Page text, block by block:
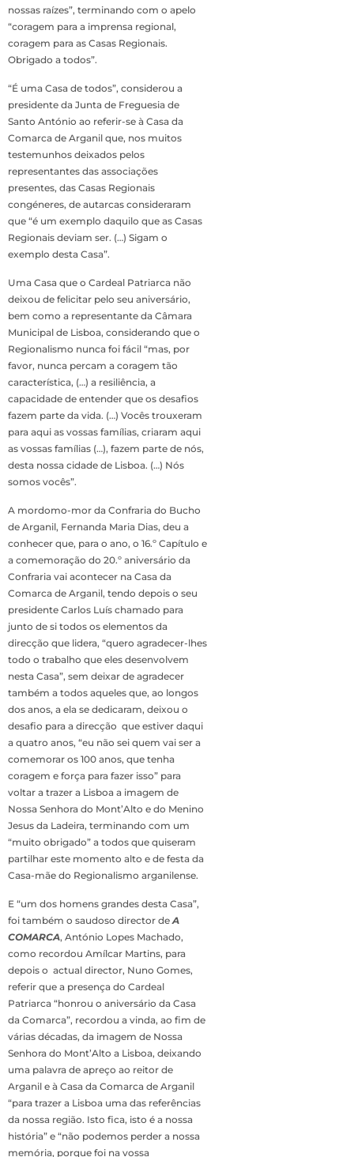
nossas raízes”, terminando com o apelo
“coragem para a imprensa regional,
coragem para as Casas Regionais.
Obrigado a todos”.
“É uma Casa de todos”, considerou a
presidente da Junta de Freguesia de
Santo António ao referir-se à Casa da
Comarca de Arganil que, nos muitos
testemunhos deixados pelos
representantes das associações
presentes, das Casas Regionais
congéneres, de autarcas consideraram
que “é um exemplo daquilo que as Casas
Regionais deviam ser. (…) Sigam o
exemplo desta Casa”.
Uma Casa que o Cardeal Patriarca não
deixou de felicitar pelo seu aniversário,
bem como a representante da Câmara
Municipal de Lisboa, considerando que o
Regionalismo nunca foi fácil “mas, por
favor, nunca percam a coragem tão
característica, (…) a resiliência, a
capacidade de entender que os desafios
fazem parte da vida. (…) Vocês trouxeram
para aqui as vossas famílias, criaram aqui
as vossas famílias (…), fazem parte de nós,
desta nossa cidade de Lisboa. (…) Nós
somos vocês”.
A mordomo-mor da Confraria do Bucho
de Arganil, Fernanda Maria Dias, deu a
conhecer que, para o ano, o 16.º Capítulo e
a comemoração do 20.º aniversário da
Confraria vai acontecer na Casa da
Comarca de Arganil, tendo depois o seu
presidente Carlos Luís chamado para
junto de si todos os elementos da
direcção que lidera, “quero agradecer-lhes
todo o trabalho que eles desenvolvem
nesta Casa”, sem deixar de agradecer
também a todos aqueles que, ao longos
dos anos, a ela se dedicaram, deixou o
desafio para a direcção que estiver daqui
a quatro anos, “eu não sei quem vai ser a
comemorar os 100 anos, que tenha
coragem e força para fazer isso” para
voltar a trazer a Lisboa a imagem de
Nossa Senhora do Mont’Alto e do Menino
Jesus da Ladeira, terminando com um
“muito obrigado” a todos que quiseram
partilhar este momento alto e de festa da
Casa-mãe do Regionalismo arganilense.
E “um dos homens grandes desta Casa”,
foi também o saudoso director de A
COMARCA, António Lopes Machado,
como recordou Amílcar Martins, para
depois o actual director, Nuno Gomes,
referir que a presença do Cardeal
Patriarca “honrou o aniversário da Casa
da Comarca”, recordou a vinda, ao fim de
várias décadas, da imagem de Nossa
Senhora do Mont’Alto a Lisboa, deixando
uma palavra de apreço ao reitor de
Arganil e à Casa da Comarca de Arganil
“para trazer a Lisboa uma das referências
da nossa região. Isto fica, isto é a nossa
história” e “não podemos perder a nossa
memória, porque foi na vossa